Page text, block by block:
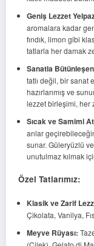
Geniş Lezzet
aromalara kadar
fındık, limon gibi
tatlarla her damak
Sanatla
tatlı değil, bir sanat
hazırlanmış ve
lezzet birleşimi, her
Sıcak ve Samimi
anlar
sunar. Güleryüzlü
unutulmaz kılmak
Özel Tatlarımız:
Klasik ve Zarif
Çikolata, Vanilya,
Meyve Rüyası: